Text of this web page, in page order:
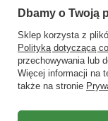
Dbamy o Twoją
Sklep korzysta z
Polityką dotyczącą
przechowywania lub
Więcej informacji na
także na stronie